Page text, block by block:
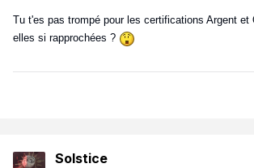
Tu t'es pas trompé pour les certifications Argent et
elles si rapprochées ?
Solstice